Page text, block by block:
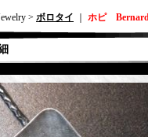
> ボロタイ ホピ